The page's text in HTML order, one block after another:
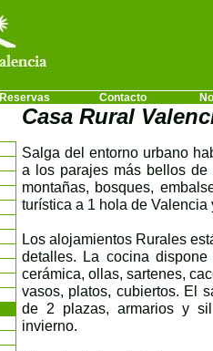
Reservas Contacto
Casa Rural
Salga del entorno urbano
a los parajes más bellos
montañas, bosques,
turística a 1 hola de Valencia
Los alojamientos Rurales
detalles. La cocina
cerámica, ollas, sartenes,
vasos, platos, cubiertos. El
de 2 plazas, armarios y
invierno.